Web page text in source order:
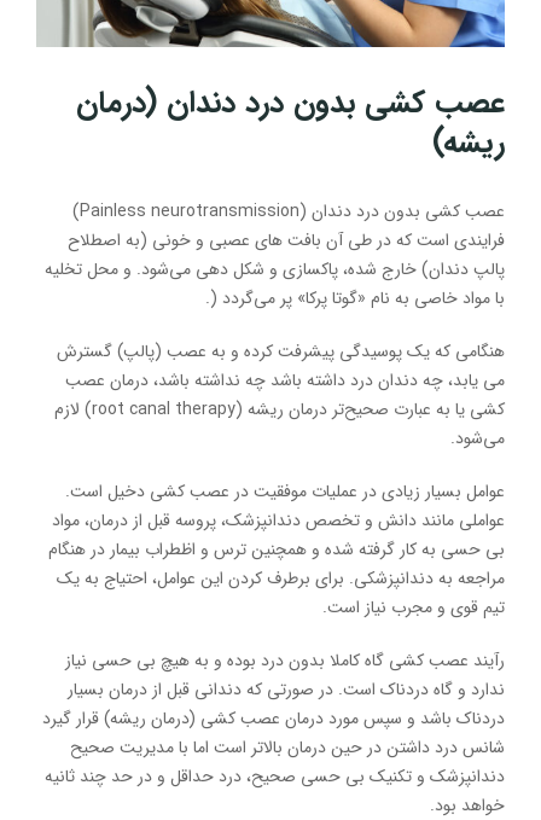
عصب کشی بدون درد دندان (درمان
ریشه)
عصب کشی بدون درد دندان (Painless neurotransmission)
فرایندی است که در طی آن بافت های عصبی و خونی (به اصطلاح
پالپ دندان) خارج شده، پاکسازی و شکل دهی می‌شود. و محل تخلیه
با مواد خاصی به نام «گوتا پرکا» پر می‌گردد (.
هنگامی که یک پوسیدگی پیشرفت کرده و به عصب (پالپ) گسترش
می یابد، چه دندان درد داشته باشد چه نداشته باشد، درمان عصب
کشی یا به عبارت صحیح‌تر درمان ریشه (root canal therapy) لازم
می‌شود.
عوامل بسیار زیادی در عملیات موفقیت در عصب کشی دخیل است.
عواملی مانند دانش و تخصص دندانپزشک، پروسه قبل از درمان، مواد
بی حسی به کار گرفته شده و همچنین ترس و اظطراب بیمار در هنگام
مراجعه به دندانپزشکی. برای برطرف کردن این عوامل، احتیاج به یک
تیم قوی و مجرب نیاز است.
رآیند عصب کشی گاه کاملا بدون درد بوده و به هیچ بی حسی نیاز
ندارد و گاه دردناک است. در صورتی که دندانی قبل از درمان بسیار
دردناک باشد و سپس مورد درمان عصب کشی (درمان ریشه) قرار گیرد
شانس درد داشتن در حین درمان بالاتر است اما با مدیریت صحیح
دندانپزشک و تکنیک بی حسی صحیح، درد حداقل و در حد چند ثانیه
خواهد بود.